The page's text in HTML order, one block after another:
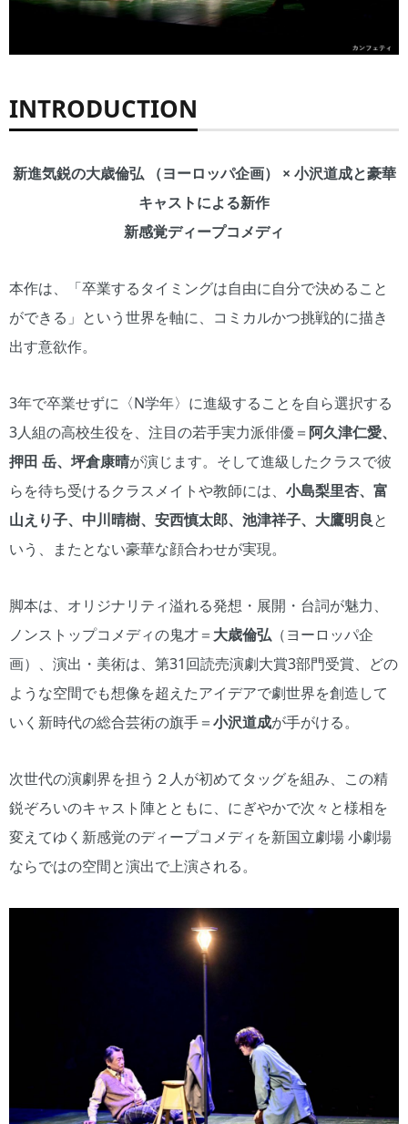
INTRODUCTION
新進気鋭の大歳倫弘 （ヨーロッパ企画） × 小沢道成と豪華
キャストによる新作
新感覚ディープコメディ
本作は、「卒業するタイミングは自由に自分で決めること
ができる」という世界を軸に、コミカルかつ挑戦的に描き
出す意欲作。
3年で卒業せずに〈N学年〉に進級することを自ら選択する
3人組の高校生役を、注目の若手実力派俳優＝ 阿久津仁愛、
押田 岳、坪倉康晴が演じます。そして進級したクラスで彼
らを待ち受けるクラスメイトや教師には、 小島梨里杏、富
山えり子、中川晴樹、安西慎太郎、池津祥子、大鷹明良と
いう、またとない豪華な顔合わせが実現。
脚本は、オリジナリティ溢れる発想・展開・台詞が魅力、
ノンストップコメディの鬼才＝大歳倫弘（ヨーロッパ企
画）、演出・美術は、第31回読売演劇大賞3部門受賞、どの
ような空間でも想像を超えたアイデアで劇世界を創造して
いく新時代の総合芸術の旗手＝小沢道成が手がける。
次世代の演劇界を担う２人が初めてタッグを組み、この精
鋭ぞろいのキャスト陣とともに、にぎやかで次々と様相を
変えてゆく新感覚のディープコメディを新国立劇場 小劇場
ならではの空間と演出で上演される。